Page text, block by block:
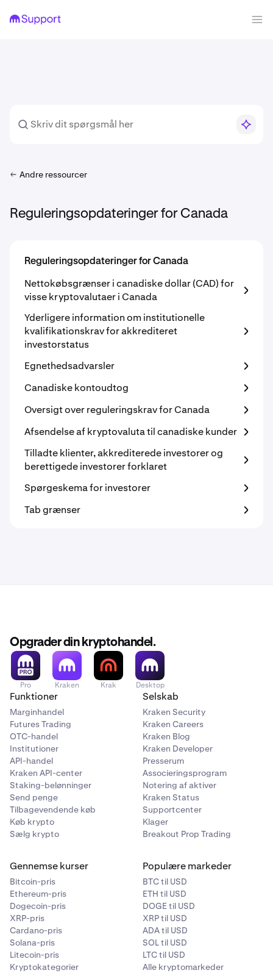
Andre ressourcer
Reguleringsopdateringer for Canada
Reguleringsopdateringer for Canada
Nettokøbsgrænser i canadiske dollar (CAD) for
visse kryptovalutaer i Canada
Yderligere information om institutionelle
kvalifikationskrav for akkrediteret
investorstatus
Egnethedsadvarsler
Canadiske kontoudtog
Oversigt over reguleringskrav for Canada
Afsendelse af kryptovaluta til canadiske kunder
Tilladte klienter, akkrediterede investorer og
berettigede investorer forklaret
Spørgeskema for investorer
Tab grænser
Opgrader din kryptohandel.
Pro Kraken Krak Desktop
Funktioner
Marginhandel
Futures Trading
OTC-handel
Institutioner
API-handel
Kraken API-center
Staking-belønninger
Send penge
Tilbagevendende køb
Køb krypto
Sælg krypto
Selskab
Kraken Security
Kraken Careers
Kraken Blog
Kraken Developer
Presserum
Associeringsprogram
Notering af aktiver
Kraken Status
Supportcenter
Klager
Breakout Prop Trading
Gennemse kurser
Bitcoin-pris
Ethereum-pris
Dogecoin-pris
XRP-pris
Cardano-pris
Solana-pris
Litecoin-pris
Kryptokategorier
Populære markeder
BTC til USD
ETH til USD
DOGE til USD
XRP til USD
ADA til USD
SOL til USD
LTC til USD
Alle kryptomarkeder